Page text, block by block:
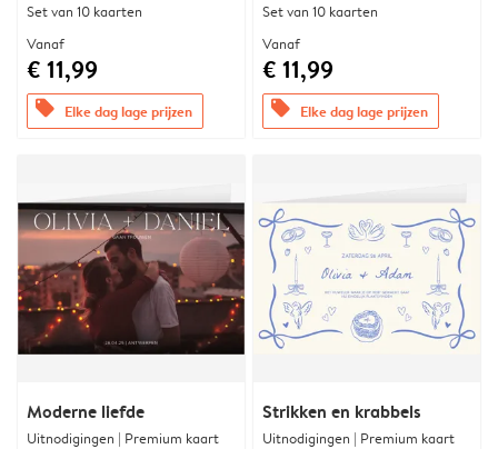
Set van 10 kaarten
Vanaf
€ 11,99
offers Elke dag lage prijzen
Set van 10 kaarten
Vanaf
€ 11,99
offers Elke dag lage prijzen
Moderne liefde
Uitnodigingen | Premium kaart
Strikken en krabbels
Uitnodigingen | Premium kaart